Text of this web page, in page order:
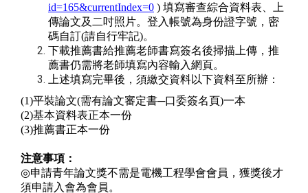
id=165&currentIndex=0 ) 填寫審查綜合資料表、上
傳論文及二吋照片。登入帳號為身份證字號，密
碼自訂(請自行牢記)。
下載推薦書給推薦老師書寫簽名後掃描上傳，推
薦書仍需將老師填寫內容輸入網頁。
上述填寫完畢後，須繳交資料以下資料至所辦：
(1)平裝論文(需有論文審定書─口委簽名頁)一本
(2)基本資料表正本一份
(3)推薦書正本一份
注意事項：
◎申請青年論文獎不需是電機工程學會會員，獲獎後才
須申請入會為會員。